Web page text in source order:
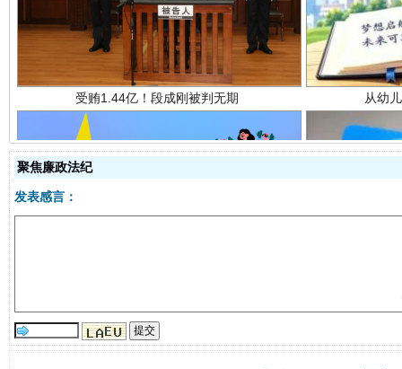
聚焦廉政法纪
发表感言：